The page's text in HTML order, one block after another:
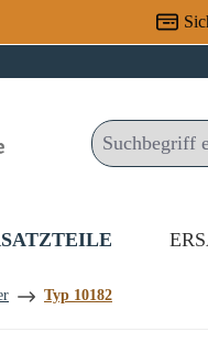
Typ 10182